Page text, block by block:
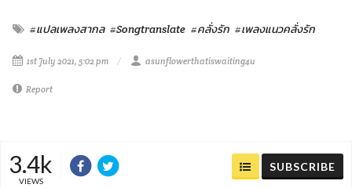
#แปลเพลงสากล #Songtranslate #คลั่งรัก #เพลงแนวคลั่งรัก
1st July 2021, 5:02 pm asunflowerthatiswaiting4u
Report
3.4k
VIEWS
SUBSCRIBE